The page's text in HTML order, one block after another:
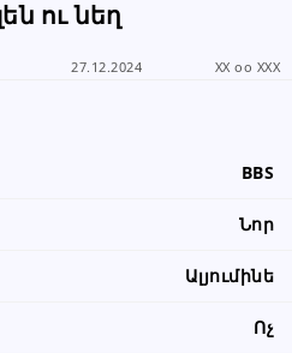
ու նեղ
27.12.2024 XX oo XXX
BBS
Նոր
Ալյումինե
Ոչ